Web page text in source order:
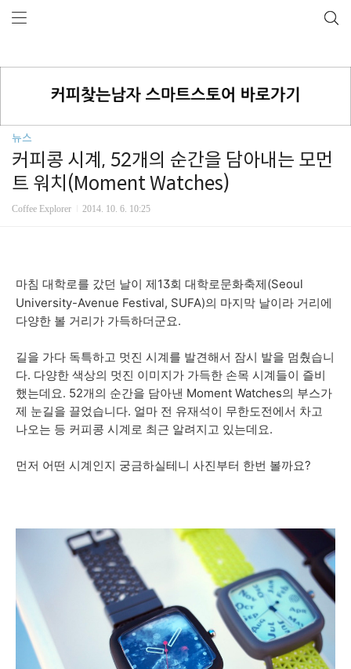
뉴스
커피콩 시계, 52개의 순간을 담아내는 모먼
트 워치(Moment Watches)
Coffee Explorer 2014. 10. 6. 10:25
마침 대학로를 갔던 날이 제13회 대학로문화축제(Seoul
University-Avenue Festival, SUFA)의 마지막 날이라 거리에
다양한 볼 거리가 가득하더군요.
길을 가다 독특하고 멋진 시계를 발견해서 잠시 발을 멈췄습니
다. 다양한 색상의 멋진 이미지가 가득한 손목 시계들이 즐비
했는데요. 52개의 순간을 담아낸 Moment Watches의 부스가
제 눈길을 끌었습니다. 얼마 전 유재석이 무한도전에서 차고
나오는 등 커피콩 시계로 최근 알려지고 있는데요.
먼저 어떤 시계인지 궁금하실테니 사진부터 한번 볼까요?